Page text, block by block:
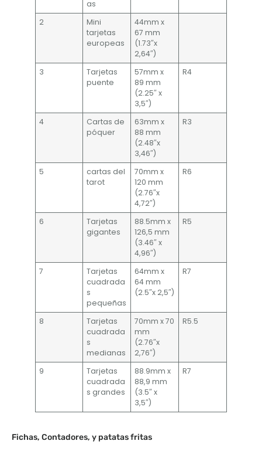
as
2
Mini
tarjetas
europeas
44mm x
67 mm
(1.73″x
2,64″)
3
Tarjetas
puente
57mm x
89 mm
(2.25″ x
3,5″)
R4
4
Cartas de
póquer
63mm x
88 mm
(2.48″x
3,46″)
R3
5
cartas del
tarot
70mm x
120 mm
(2.76″x
4,72″)
R6
6
Tarjetas
gigantes
88.5mm x
126,5 mm
(3.46″ x
4,96″)
R5
7
Tarjetas
cuadrada
s
pequeñas
64mm x
64 mm
(2.5″x 2,5″)
R7
8
Tarjetas
cuadrada
s
medianas
70mm x 70
mm
(2.76″x
2,76″)
R5.5
9
Tarjetas
cuadrada
s grandes
88.9mm x
88,9 mm
(3.5″ x
3,5″)
R7
Fichas, Contadores, y patatas fritas